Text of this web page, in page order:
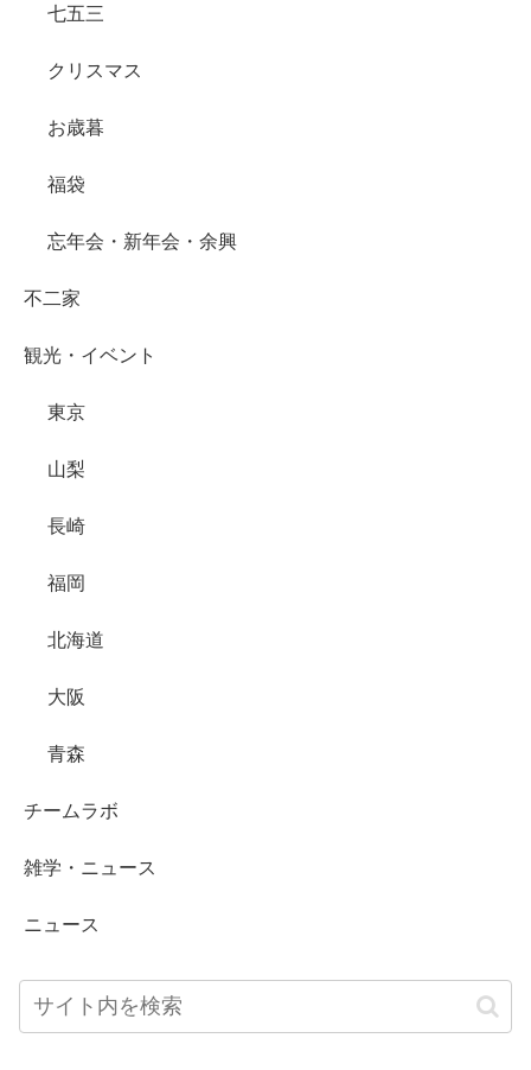
七五三
クリスマス
お歳暮
福袋
忘年会・新年会・余興
不二家
観光・イベント
東京
山梨
長崎
福岡
北海道
大阪
青森
チームラボ
雑学・ニュース
ニュース